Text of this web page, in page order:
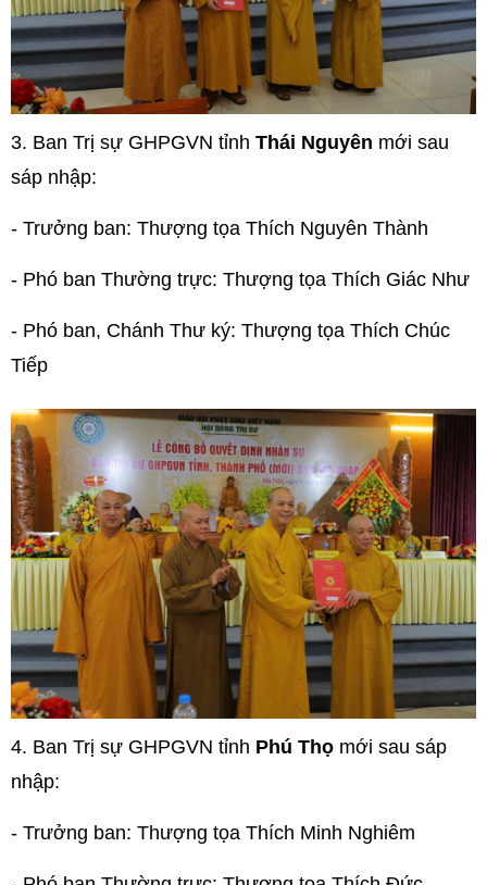
3. Ban Trị sự GHPGVN tỉnh Thái Nguyên mới sau
sáp nhập:
- Trưởng ban: Thượng tọa Thích Nguyên Thành
- Phó ban Thường trực: Thượng tọa Thích Giác Như
- Phó ban, Chánh Thư ký: Thượng tọa Thích Chúc
Tiếp
4. Ban Trị sự GHPGVN tỉnh Phú Thọ mới sau sáp
nhập:
- Trưởng ban: Thượng tọa Thích Minh Nghiêm